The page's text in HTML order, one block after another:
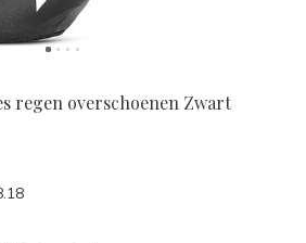
regen overschoenen Zwart